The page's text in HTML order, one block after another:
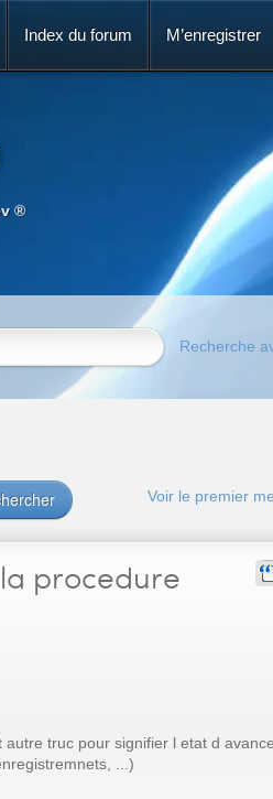
Index du forum M’enregistrer
®
Recherche
Voir le premier
procedure
truc pour signifier l etat d
...)